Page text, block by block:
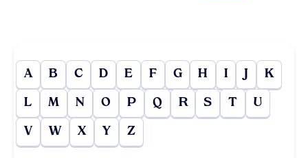
A B C D E F G H I J K
L M N O P Q R S T U
V W X Y Z